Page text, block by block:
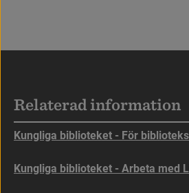
Relaterad information
Kungliga biblioteket - För
Kungliga biblioteket - Arbeta med